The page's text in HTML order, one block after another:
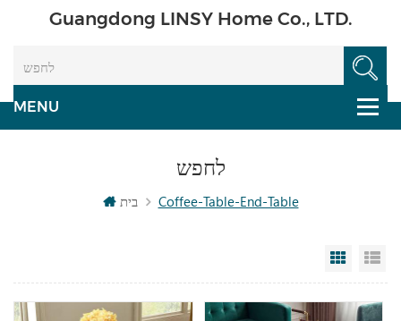
Guangdong LINSY Home Co., LTD.
לחפש
בית Coffee-Table-End-Table
Grid